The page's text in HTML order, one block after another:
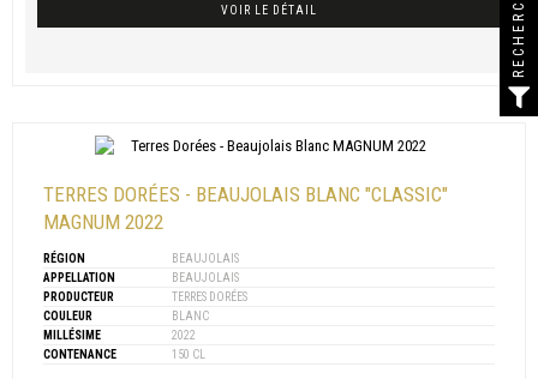
VOIR LE DÉTAIL
TERRES DORÉES - BEAUJOLAIS BLANC "CLASSIC"
MAGNUM 2022
RÉGION
BEAUJOLAIS
APPELLATION
BEAUJOLAIS
PRODUCTEUR
TERRES DORÉES
COULEUR
BLANC
MILLÉSIME
2022
CONTENANCE
150 CL